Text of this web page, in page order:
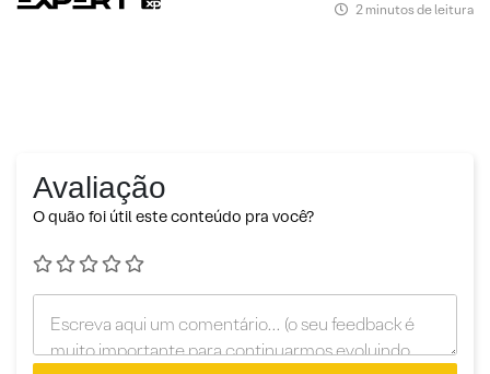
2 minutos de leitura
Avaliação
O quão foi útil este conteúdo pra você?